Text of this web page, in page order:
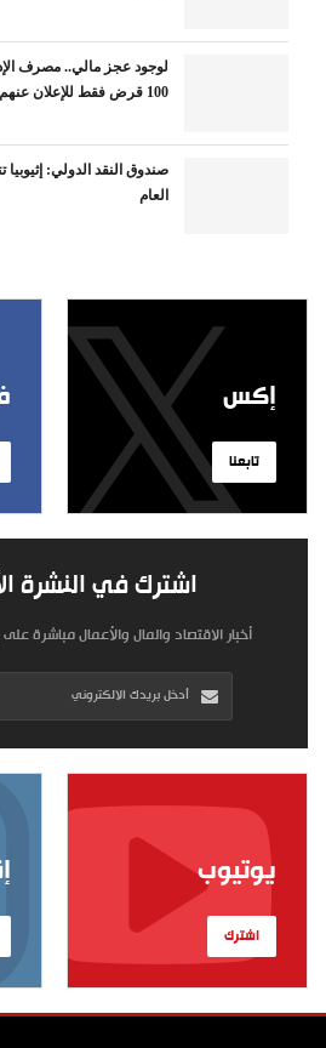
لوجود عجز مالي.. مصرف
100 قرض فقط للإعلان عنهم قريبا
صندوق النقد الدولي:
العام
إكس
تابعنا
اشترك في النشرة
أخبار الاقتصاد والمال والأعمال مباشرة
يوتيوب
اشترك